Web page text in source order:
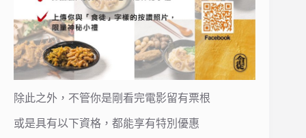
除此之外，不管你是剛看完電影留有票根
或是具有以下資格，都能享有特別優惠